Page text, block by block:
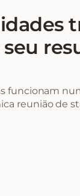
funcionam
reunião de